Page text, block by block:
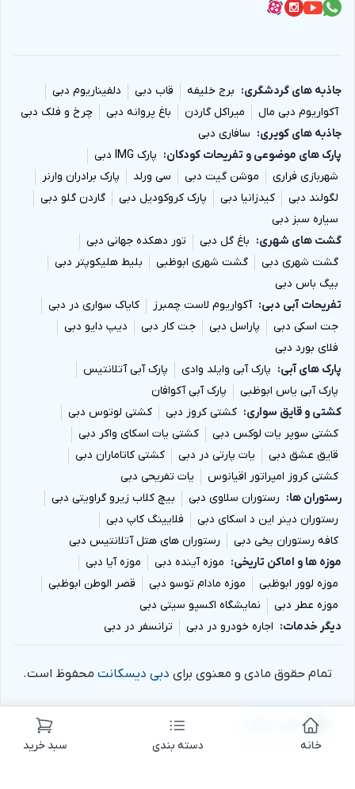
جاذبه های گردشگری برج خلیفه قاب دبی
دلفیناریوم دبی
آکواریوم دبی مال
میراکل گاردن باغ پروانه دبی
چرخ و فلک دبی
جاذبه های کویری
سافاری دبی
پارک های موضوعی و تفریحات کودکان
پارک IMG دبی
شهربازی فراری
موشن گیت دبی سی ورلد
پارک برادران وارنر
لگولند دبی
کیدزانیا دبی پارک کروکودیل دبی
گاردن گلو دبی
سیاره سبز دبی
گشت های شهری
باغ گل دبی
تور دهکده جهانی دبی
گشت شهری دبی
گشت شهری ابوظبی
بلیط هلیکوپتر دبی
بیگ باس دبی
تفریحات آبی دبی
آکواریوم لاست چمبرز
کایاک سواری در دبی
جت اسکی دبی
پاراسل دبی جت کار دبی
دیپ دایو دبی
فلای بورد دبی
پارک های آبی
پارک آبی وایلد وادی
پارک آبی آتلانتیس
پارک آبی یاس ابوظبی
پارک آبی آکوافان
کشتی و قایق سواری
کشتی کروز دبی
کشتی لوتوس دبی
کشتی سوپر یات لوکس دبی
کشتی یات اسکای واکر دبی
قایق عشق دبی
یات پارتی در دبی
کشتی کاتاماران دبی
کشتی کروز امپراتور اقیانوس
یات تفریحی دبی
رستوران ها
رستوران سلاوی دبی
بیچ کلاب زیرو گراویتی دبی
رستوران دینر این د اسکای دبی
فلایینگ کاپ دبی
کافه رستوران یخی دبی
رستوران های هتل آتلانتیس دبی
موزه ها و اماکن تاریخی
موزه آینده دبی
موزه آیا دبی
موزه لوور ابوظبی
موزه مادام توسو دبی
قصر الوطن ابوظبی
موزه عطر دبی
نمایشگاه اکسپو سیتی دبی
دیگر خدمات
اجاره خودرو در دبی ترانسفر در دبی
تمام حقوق مادی و معنوی برای دبی دیسکانتمحفوظ است.
مشاوره رایگان
خانه
دسته بندی سبد خرید